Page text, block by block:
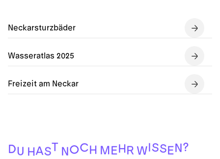
Neckarsturzbäder
Wasseratlas 2025
Freizeit am Neckar
DU HAS T NOCH M E H R WISSEN?